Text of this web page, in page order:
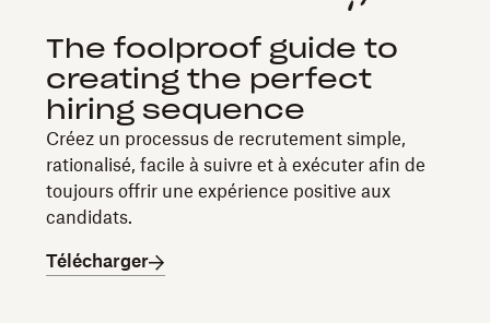
The foolproof guide to
creating the perfect
hiring sequence
Créez un processus de recrutement simple,
rationalisé, facile à suivre et à exécuter afin de
toujours offrir une expérience positive aux
candidats.
Télécharger